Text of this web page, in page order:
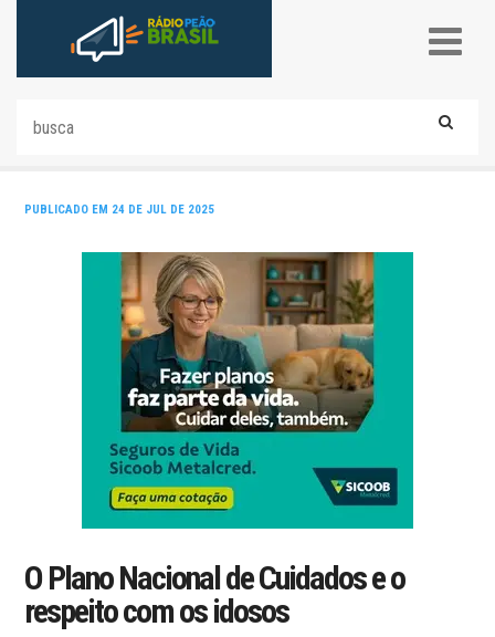
PUBLICADO EM 24 DE JUL DE 2025
O Plano Nacional de Cuidados e o
respeito com os idosos